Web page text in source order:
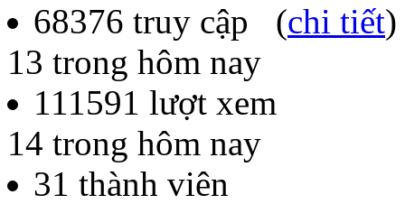
68376 truy cập (chi tiết)
13 trong hôm nay
111591 lượt xem
14 trong hôm nay
31 thành viên